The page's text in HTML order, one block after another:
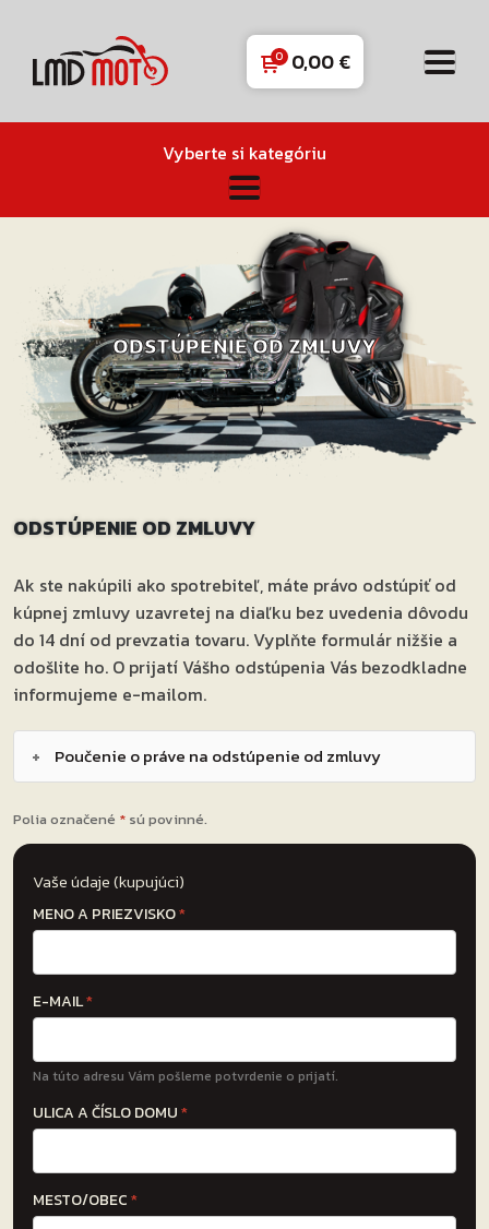
0,00€
Vyberte si kategóriu
ODSTÚPENIE OD ZMLUVY
ODSTÚPENIE OD ZMLUVY
Ak ste nakúpili ako spotrebiteľ, máte právo odstúpiť od
kúpnej zmluvy uzavretej na diaľku bez uvedenia dôvodu
do 14 dní od prevzatia tovaru. Vyplňte formulár nižšie a
odošlite ho. O prijatí Vášho odstúpenia Vás bezodkladne
informujeme e-mailom.
+ Poučenie o práve na odstúpenie od zmluvy
Polia označené * sú povinné.
Vaše údaje (kupujúci)
MENO A PRIEZVISKO*
E-MAIL*
Na túto adresu Vám pošleme potvrdenie o prijatí.
ULICA A ČÍSLO DOMU*
MESTO/OBEC*